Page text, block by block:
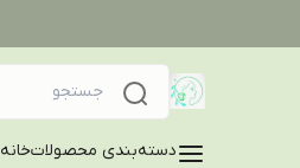
دسته‌بندی محصولاتخانه